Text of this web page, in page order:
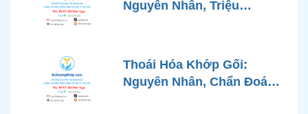
Nguyên Nhân, Triệu
Chuẩn Y Khoa
Thoái Hóa Khớp Gối:
Nguyên Nhân, Chẩn Đoán